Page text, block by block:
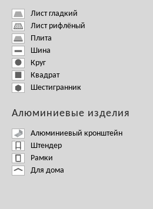
Лист гладкий
Лист рифлёный
Плита
Шина
Круг
Квадрат
Шестигранник
Алюминиевые изделия
Алюминиевый кронштейн
Штендер
Рамки
Для дома